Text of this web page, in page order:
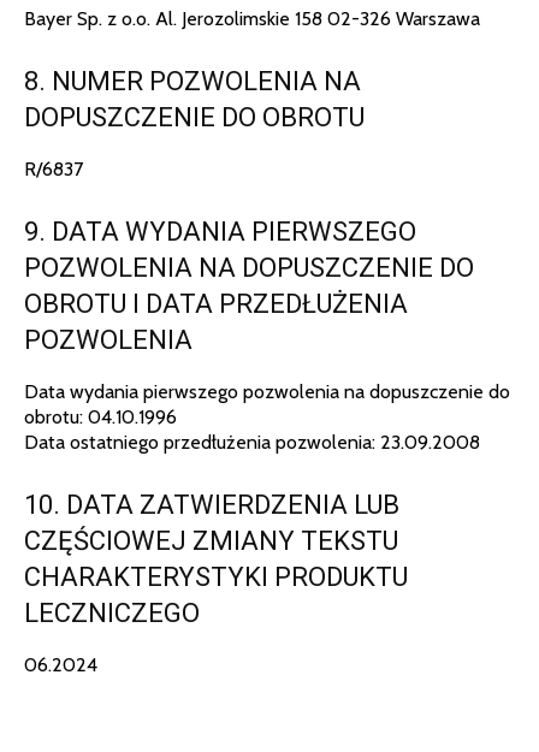
Bayer Sp. z o.o. Al. Jerozolimskie 158 02-326 Warszawa
8. NUMER POZWOLENIA NA
DOPUSZCZENIE DO OBROTU
R/6837
9. DATA WYDANIA PIERWSZEGO
POZWOLENIA NA DOPUSZCZENIE DO
OBROTU I DATA PRZEDŁUŻENIA
POZWOLENIA
Data wydania pierwszego pozwolenia na dopuszczenie do
obrotu: 04.10.1996
Data ostatniego przedłużenia pozwolenia: 23.09.2008
10. DATA ZATWIERDZENIA LUB
CZĘŚCIOWEJ ZMIANY TEKSTU
CHARAKTERYSTYKI PRODUKTU
LECZNICZEGO
06.2024